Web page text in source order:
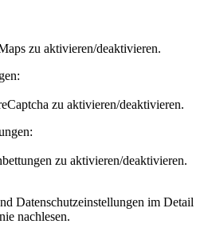
zu aktivieren/deaktivieren.
zu aktivieren/deaktivieren.
zu aktivieren/deaktivieren.
Datenschutzeinstellungen im Detail
nachlesen.